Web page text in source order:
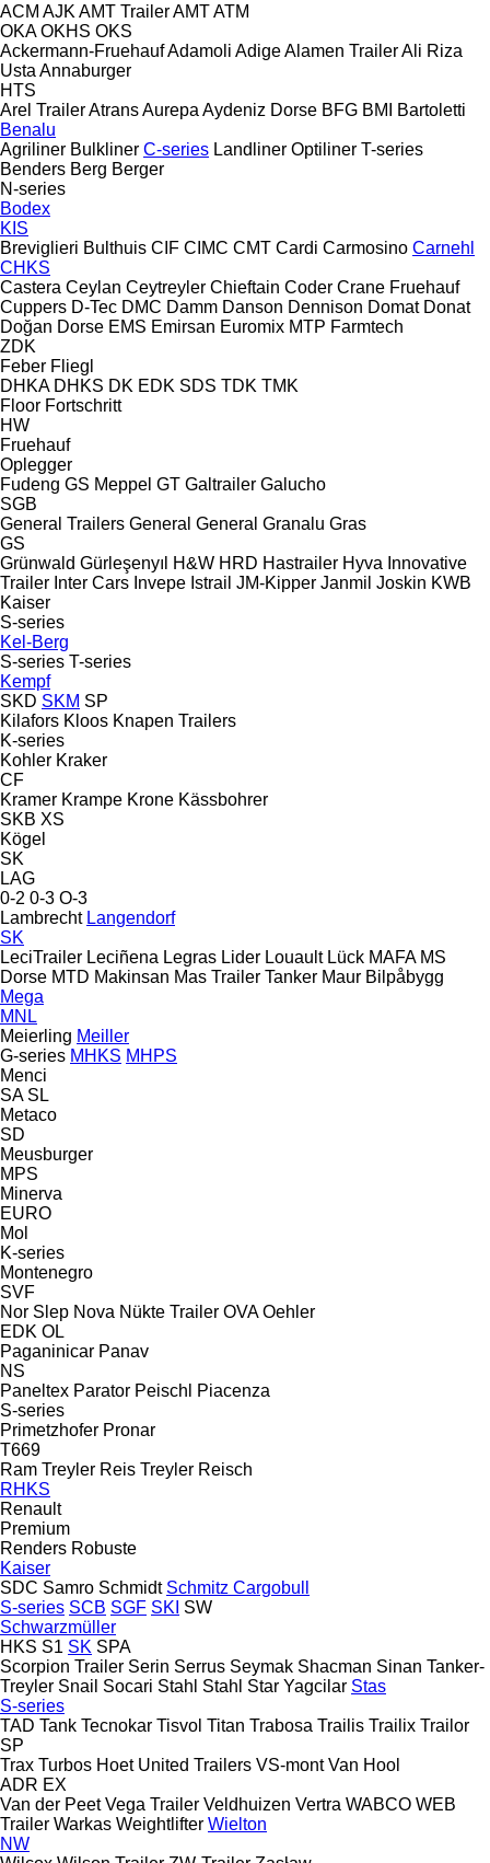
ACM AJK AMT TrailerAMTATM
OKA OKHS OKS
Ackermann-FruehaufAdamoli AdigeAlamen TrailerAli Riza
Usta Annaburger
HTS
Arel TrailerAtransAurepa Aydeniz Dorse BFG BMI
Bartoletti
Benalu
Agriliner Bulkliner C-series Landliner Optiliner T-series
Benders Berg Berger
N-series
Bodex
KIS
Breviglieri Bulthuis CIF CIMC CMT Cardi Carmosino Carnehl
CHKS
Castera Ceylan Ceytreyler Chieftain Coder Crane Fruehauf
Cuppers D-Tec DMC Damm Danson Dennison Domat Donat
Doğan Dorse EMS Emirsan Euromix MTP Farmtech
ZDK
Feber Fliegl
DHKA DHKS DK EDK SDS TDK TMK
Floor Fortschritt
HW
Fruehauf
Oplegger
Fudeng GS Meppel GT Galtrailer Galucho
SGB
General Trailers General General Granalu Gras
GS
Grünwald Gürleşenyıl H&W HRD Hastrailer Hyva Innovative
Trailer Inter Cars Invepe Istrail JM-Kipper Janmil Joskin KWB
Kaiser
S-series
Kel-Berg
S-series T-series
Kempf
SKD SKM SP
Kilafors Kloos Knapen Trailers
K-series
Kohler Kraker
CF
Kramer Krampe Krone Kässbohrer
SKB XS
Kögel
SK
LAG
0-2 0-3 O-3
Lambrecht Langendorf
SK
LeciTrailer Leciñena Legras Lider Louault Lück MAFA MS
Dorse MTD Makinsan Mas Trailer Tanker Maur Bilpåbygg
Mega
MNL
Meierling Meiller
G-series MHKS MHPS
Menci
SA SL
Metaco
SD
Meusburger
MPS
Minerva
EURO
Mol
K-series
Montenegro
SVF
Nor Slep Nova Nükte Trailer OVA Oehler
EDK OL
Paganinicar Panav
NS
Paneltex Parator Peischl
Piacenza
S-series
Primetzhofer Pronar
T669
Ram Treyler Reis Treyler Reisch
RHKS
Renault
Premium
Renders Robuste
Kaiser
SDC Samro Schmidt Schmitz Cargobull
S-series SCB SGF SKI SW
Schwarzmüller
HKS S1 SK SPA
Scorpion Trailer Serin Serrus Seymak Shacman Sinan Tanker-
Treyler Snail Socari Stahl Stahl Star Yagcilar Stas
S-series
TAD Tank Tecnokar Tisvol Titan Trabosa Trailis Trailix Trailor
SP
Trax Turbos Hoet United Trailers VS-mont Van Hool
ADR EX
Van der Peet Vega Trailer Veldhuizen Vertra WABCO WEB
Trailer Warkas Weightlifter Wielton
NW